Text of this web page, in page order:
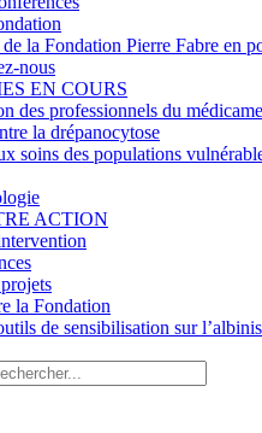
la Fondation Pierre Fabre en
nous
EN COURS
des professionnels du
la drépanocytose
soins des populations
ACTION
la Fondation
de sensibilisation sur